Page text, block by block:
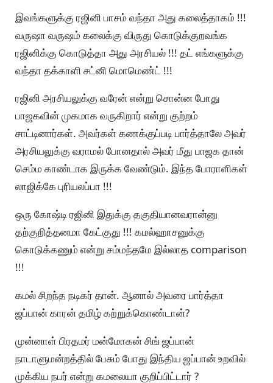
இவங்களுக்கு ரஜினி பாசம் வந்தா அது கலைத்தாகம் !!!
வருஷா வருஷம் கலைக்கு விருது கொடுக்குறவங்க
ரஜினிக்கு கொடுத்தா அது அரசியல் !!! தட் எங்களுக்கு
வந்தா தக்காளி சட்னி மொமெண்ட் !!!
ரஜினி அரசியலுக்கு வரேன் என்று சொன்ன போது
பாஜகவின் முகமாக வருகிறார் என்று குற்றம்
சாட்டினார்கள். அவர்கள் கணக்குப்படி பார்த்தாலே அவர்
அரசியலுக்கு வராமல் போனதால் அவர் மீது பாஜக தான்
செம்ம காண்டாக இருக்க வேண்டும். இந்த போராளிகள்
லாஜிக்கே புரியலப்பா !!!
ஒரு கோஷ்டி ரஜினி இதுக்கு தகுதியானவரான்னு
தற்குறித்தனமா கேட்குது !!! கமல்ஹாசனுக்கு
கொடுக்கணும் என்று சம்மந்தமே இல்லாத comparison
!!!
கமல் சிறந்த நடிகர் தான். ஆனால் அவரை பார்த்தா
ஜப்பான் காரன் தமிழ் கற்றுக்கொண்டான்?
முன்னாள் பிரதமர் மன்மோகன் சிங் ஜப்பான்
நாடாளுமன்றத்தில் பேசும் போது இந்திய ஜப்பான் உறவில்
முக்கிய நபர் என்று கமலையா குறிப்பிட்டார் ?